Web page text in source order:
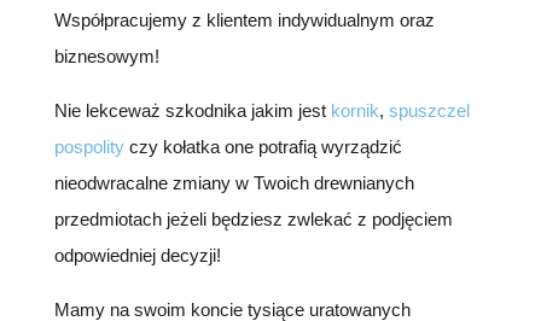
Współpracujemy z klientem indywidualnym oraz
biznesowym!
Nie lekceważ szkodnika jakim jest kornik, spuszczel
pospolityczy kołatka one potrafią wyrządzić
nieodwracalne zmiany w Twoich drewnianych
przedmiotach jeżeli będziesz zwlekać z podjęciem
odpowiedniej decyzji!
Mamy na swoim koncie tysiące uratowanych